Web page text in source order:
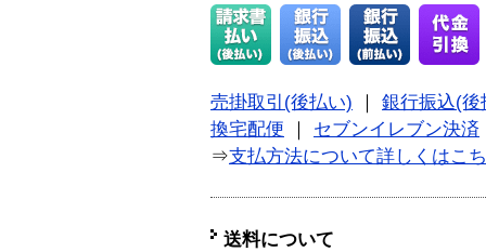
売掛取引(後払い)
銀行振込(後
換宅配便
セブンイレブン決済
⇒支払方法について詳しくはこ
送料について